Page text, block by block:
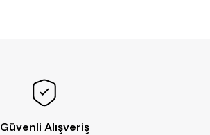
Güvenli Alışveriş